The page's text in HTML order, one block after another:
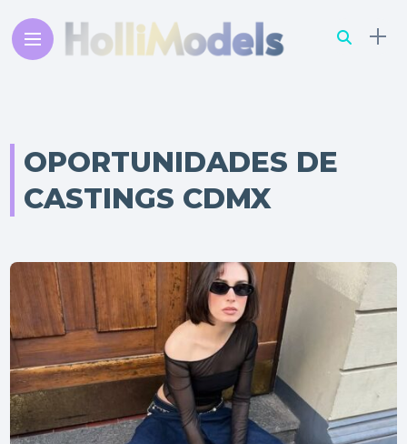
OPORTUNIDADES DE
CASTINGS CDMX